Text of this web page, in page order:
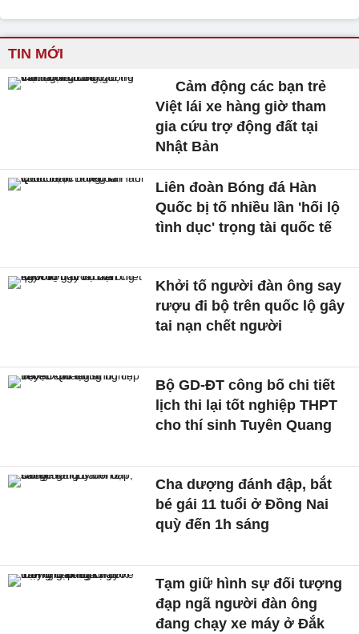
TIN MỚI
Cảm động các bạn trẻ
Việt lái xe hàng giờ tham
gia cứu trợ động đất tại
Nhật Bản
Liên đoàn Bóng đá Hàn
Quốc bị tố nhiều lần 'hối lộ
tình dục' trọng tài quốc tế
Khởi tố người đàn ông say
rượu đi bộ trên quốc lộ gây
tai nạn chết người
Bộ GD-ĐT công bố chi tiết
lịch thi lại tốt nghiệp THPT
cho thí sinh Tuyên Quang
Cha dượng đánh đập, bắt
bé gái 11 tuổi ở Đồng Nai
quỳ đến 1h sáng
Tạm giữ hình sự đối tượng
đạp ngã người đàn ông
đang chạy xe máy ở Đắk